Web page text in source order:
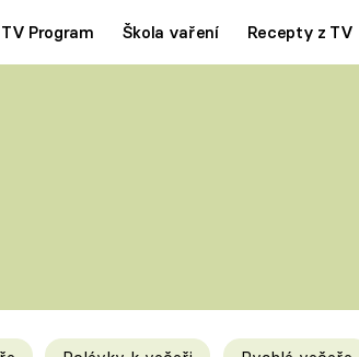
TV Program Škola vaření Recepty z TV